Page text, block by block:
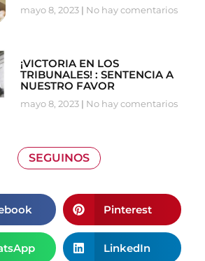
mayo 8, 2023 No hay comentarios
¡VICTORIA EN LOS
TRIBUNALES! : SENTENCIA A
NUESTRO FAVOR
mayo 8, 2023 No hay comentarios
SEGUINOS
Pinterest
LinkedIn